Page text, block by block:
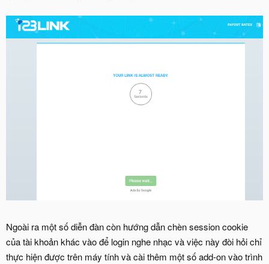
Ngoài ra một số diễn đàn còn hướng dẫn chèn session cookie
của tài khoản khác vào để login nghe nhạc và việc này đòi hỏi chỉ
thực hiện được trên máy tính và cài thêm một số add-on vào trình